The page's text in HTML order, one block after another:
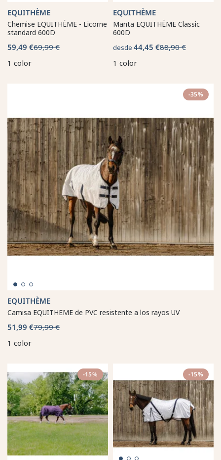
EQUITHÈME
Chemise EQUITHÈME - Licorne
standard 600D
59,49 €69,99 €
1 color
EQUITHÈME
Manta EQUITHÈME Classic
600D
desde 44,45 €88,90 €
1 color
-35%
EQUITHÈME
Camisa EQUITHEME de PVC resistente a los rayos UV
51,99 €79,99 €
1 color
-15% -15%